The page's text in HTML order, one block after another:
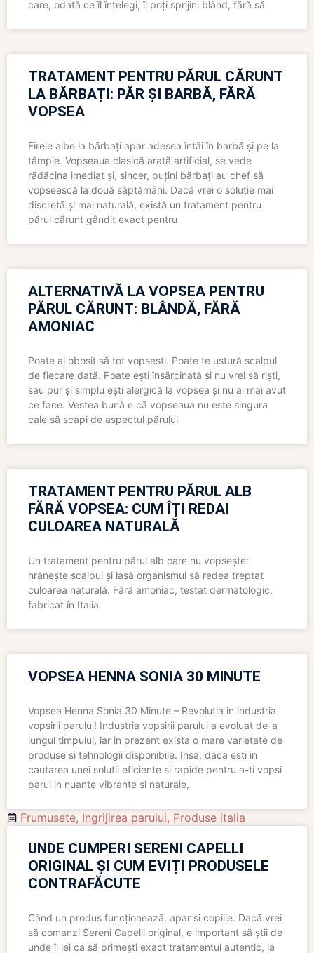
care, odată ce îl înțelegi, îl poți sprijini blând, fără să
TRATAMENT PENTRU PĂRUL CĂRUNT
LA BĂRBAȚI: PĂR ȘI BARBĂ, FĂRĂ
VOPSEA
Firele albe la bărbați apar adesea întâi în barbă și pe la
tâmple. Vopseaua clasică arată artificial, se vede
rădăcina imediat și, sincer, puțini bărbați au chef să
vopsească la două săptămâni. Dacă vrei o soluție mai
discretă și mai naturală, există un tratament pentru
părul cărunt gândit exact pentru
ALTERNATIVĂ LA VOPSEA PENTRU
PĂRUL CĂRUNT: BLÂNDĂ, FĂRĂ
AMONIAC
Poate ai obosit să tot vopsești. Poate te ustură scalpul
de fiecare dată. Poate ești însărcinată și nu vrei să riști,
sau pur și simplu ești alergică la vopsea și nu ai mai avut
ce face. Vestea bună e că vopseaua nu este singura
cale să scapi de aspectul părului
TRATAMENT PENTRU PĂRUL ALB
FĂRĂ VOPSEA: CUM ÎȚI REDAI
CULOAREA NATURALĂ
Un tratament pentru părul alb care nu vopsește:
hrănește scalpul și lasă organismul să redea treptat
culoarea naturală. Fără amoniac, testat dermatologic,
fabricat în Italia.
VOPSEA HENNA SONIA 30 MINUTE
Vopsea Henna Sonia 30 Minute – Revolutia in industria
vopsirii parului! Industria vopsirii parului a evoluat de-a
lungul timpului, iar in prezent exista o mare varietate de
produse si tehnologii disponibile. Insa, daca esti in
cautarea unei solutii eficiente si rapide pentru a-ti vopsi
parul in nuante vibrante si naturale,
Frumusete, Ingrijirea parului, Produse italia
UNDE CUMPERI SERENI CAPELLI
ORIGINAL ȘI CUM EVIȚI PRODUSELE
CONTRAFĂCUTE
Când un produs funcționează, apar și copiile. Dacă vrei
să comanzi Sereni Capelli original, e important să știi de
unde îl iei ca să primești exact tratamentul autentic, la